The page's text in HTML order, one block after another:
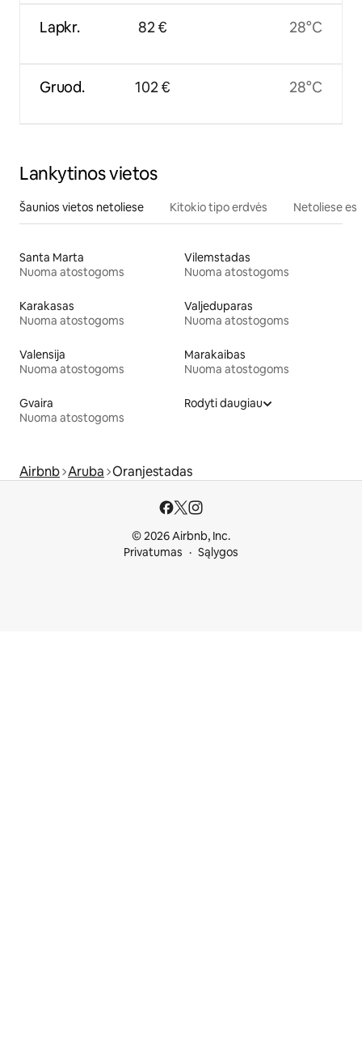
Lapkr.
Gruod.
82 €
102 €
28°C
28°C
Lankytinos vietos
Šaunios vietos netoliese Kitokio tipo erdvės Netoliese
Santa Marta
Nuoma atostogoms
Vilemstadas
Nuoma atostogoms
Karakasas
Nuoma atostogoms
Valjeduparas
Nuoma atostogoms
Valensija
Nuoma atostogoms
Marakaibas
Nuoma atostogoms
Gvaira
Nuoma atostogoms
Rodyti daugiau
Airbnb Aruba Oranjestadas
© 2026 Airbnb, Inc.
Privatumas
Sąlygos